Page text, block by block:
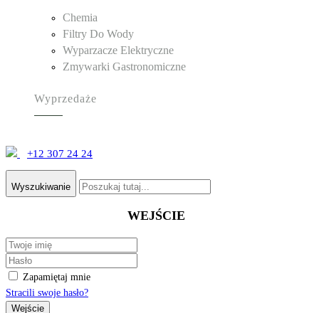
Chemia
Filtry Do Wody
Wyparzacze Elektryczne
Zmywarki Gastronomiczne
Wyprzedaże
+12 307 24 24
Wyszukiwanie
WEJŚCIE
Zapamiętaj mnie
Stracili swoje hasło?